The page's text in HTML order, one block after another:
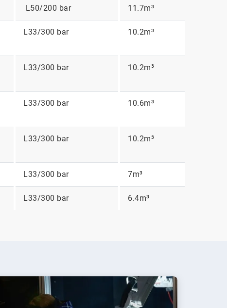
L50/200 bar
11.7m³
L33/300 bar 10.2m³
L33/300 bar 10.2m³
L33/300 bar 10.6m³
L33/300 bar 10.2m³
L33/300 bar 7m³
L33/300 bar 6.4m³